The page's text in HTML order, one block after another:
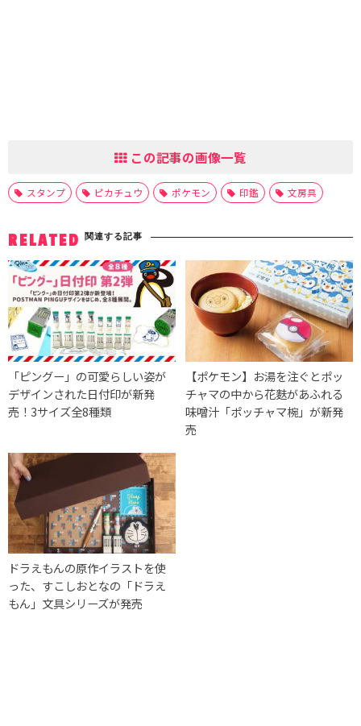
この記事の画像一覧
スタンプ ピカチュウ ポケモン 印鑑 文房具
RELATED 関連する記事
「ピングー」の可愛らしい姿が
デザインされた日付印が新発
売！3サイズ全8種類
【ポケモン】お湯を注ぐとポッ
チャマの中から花麩があふれる
味噌汁「ポッチャマ椀」が新発
売
ドラえもんの原作イラストを使
った、すこしおとなの「ドラえ
もん」文具シリーズが発売